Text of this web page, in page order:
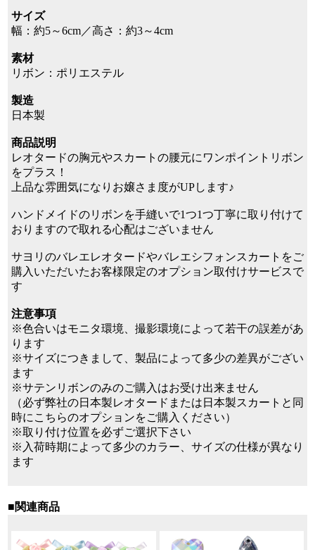
サイズ
幅：約5～6cm／高さ：約3～4cm
素材
リボン：ポリエステル
製造
日本製
商品説明
レオタードの胸元やスカートの腰元にワンポイントリボン
をプラス！
上品な雰囲気になりお嬢さま度がUPします♪
ハンドメイドのリボンを手縫いで1つ1つ丁寧に取り付けて
おりますので取れる心配はございません
サヨリのバレエレオタードやバレエシフォンスカートをご
購入いただいたお客様限定のオプション取付けサービスで
す
注意事項
※色合いはモニタ環境、撮影環境によって若干の誤差があ
ります
※サイズにつきまして、製品によって多少の差異がござい
ます
※サテンリボンのみのご購入はお受け出来ません
（必ず弊社の日本製レオタードまたは日本製スカートと同
時にこちらのオプションをご購入ください）
※取り付け位置を必ずご選択下さい
※入荷時期によって多少のカラー、サイズの仕様が異なり
ます
■関連商品